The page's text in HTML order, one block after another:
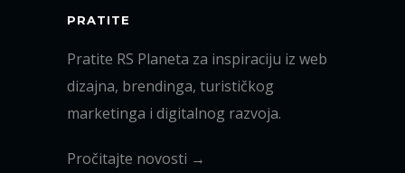
PRATITE
Pratite RS Planeta za inspiraciju iz web
dizajna, brendinga, turističkog
marketinga i digitalnog razvoja.
Pročitajte novosti →